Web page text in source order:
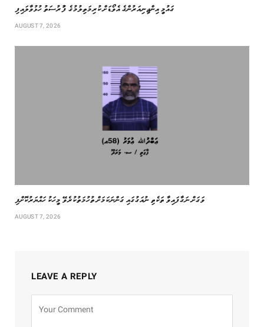
ގައުމީ އިންޖިނިއަރުންގެ އެވޯޑަށް ކުރިމަތިލުމުގެ ފުުރުސަތު ހުޅުވާލައިފި
AUGUST 7, 2026
ވަގަށް ނަގާފައިވާ ތަކެތި ނުއަގުގައި ގަންނަކަމަށް ތުހުމަތުކުރެވޭ މީހަކު ހައްޔަރުކޮށްފި
AUGUST 7, 2026
LEAVE A REPLY